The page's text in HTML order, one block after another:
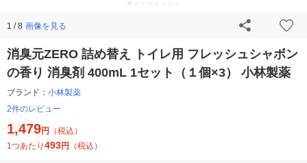
1 / 8 画像を見る
消臭元ZERO 詰め替え トイレ用 フレッシュシャボン
の香り 消臭剤 400mL 1セット（１個×3） 小林製薬
ブランド： 小林製薬
2件のレビュー
1,479円
（税込）
1つあたり 493円 （税込）